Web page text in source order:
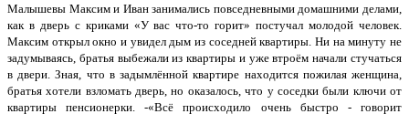
Малышевы Максим и Иван занимались повседневными домашними делами,
как в дверь с криками «У вас что-то горит» постучал молодой человек.
Максим открыл окно и увидел дым из соседней квартиры. Ни на минуту не
задумываясь, братья выбежали из квартиры и уже втроём начали стучаться
в двери. Зная, что в задымлённой квартире находится пожилая женщина,
братья хотели взломать дверь, но оказалось, что у соседки были ключи от
квартиры пенсионерки. -«Всё происходило очень быстро - говорит